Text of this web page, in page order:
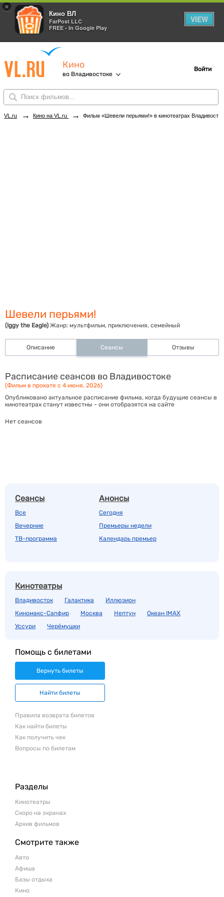
×
Кино ВЛ
FarPost LLC
FREE - In Google Play
VIEW
Кино
во Владивостоке
Войти
VL.ru → Кино на VL.ru → Фильм «Шевели перьями!» в кинотеатрах Владивостока. Купить билеты!
Шевели перьями!
(Iggy the Eagle) Жанр: мультфильм, приключения, семейный
Описание Сеансы Отзывы
Расписание сеансов во Владивостоке
(Фильм в прокате с 4 июня, 2026)
Опубликовано актуальное расписание фильма, когда будущие сеансы в
кинотеатрах станут известны - они отобразятся на сайте
Нет сеансов
Сеансы
Все
Вечерние
ТВ-программа
Анонсы
Сегодня
Премьеры недели
Календарь премьер
Кинотеатры
Владивосток Галактика
Иллюзион
Киномакс-Сапфир
Москва Нептун
Океан IMAX
Уссури
Черёмушки
Помощь с билетами
Вернуть билеты
Найти билеты
Правила возврата билетов
Как найти билеты
Как получить чек
Вопросы по билетам
Разделы
Кинотеатры
Скоро на экранах
Архив фильмов
Смотрите также
Авто
Афиша
Базы отдыха
Кино